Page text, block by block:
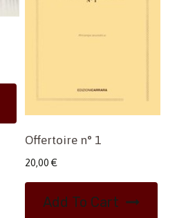
Offertoire n° 1
20,00 €
Add To Cart